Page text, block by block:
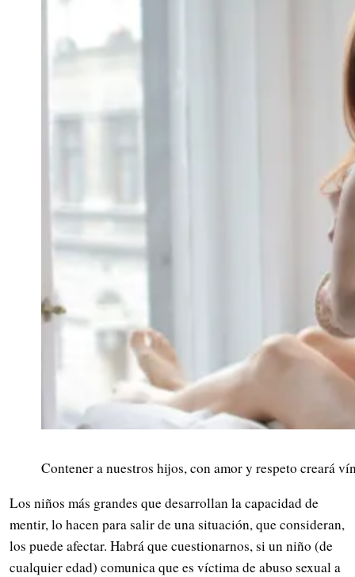
Contener a nuestros hijos, con amor y respeto creará
Los niños más grandes que desarrollan la capacidad de
mentir, lo hacen para salir de una situación, que consideran,
los puede afectar. Habrá que cuestionarnos, si un niño (de
cualquier edad) comunica que es víctima de abuso sexual a